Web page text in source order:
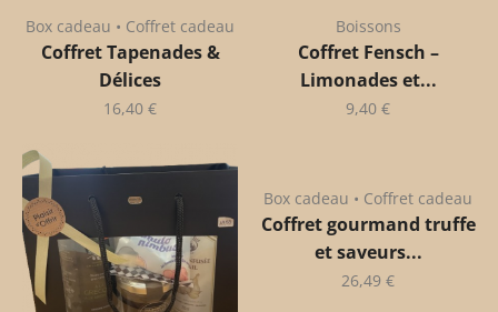
Box cadeau • Coffret cadeau
Coffret Tapenades &
Délices
16,40 €
Boissons
Coffret Fensch –
Limonades et...
9,40 €
Box cadeau • Coffret cadeau
Coffret gourmand truffe
et saveurs...
26,49 €